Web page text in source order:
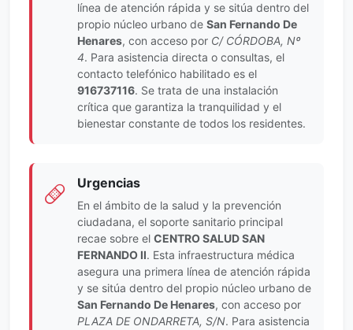
línea de atención rápida y se sitúa dentro del
propio núcleo urbano de San Fernando De
Henares, con acceso por C/ CÓRDOBA, Nº
4. Para asistencia directa o consultas, el
contacto telefónico habilitado es el
916737116. Se trata de una instalación
crítica que garantiza la tranquilidad y el
bienestar constante de todos los residentes.
Urgencias
En el ámbito de la salud y la prevención
ciudadana, el soporte sanitario principal
recae sobre el CENTRO SALUD SAN
FERNANDO II. Esta infraestructura médica
asegura una primera línea de atención rápida
y se sitúa dentro del propio núcleo urbano de
San Fernando De Henares, con acceso por
PLAZA DE ONDARRETA, S/N. Para asistencia